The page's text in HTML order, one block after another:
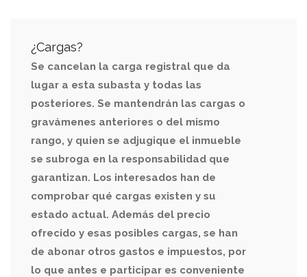
¿Cargas?
Se cancelan la carga registral que da
lugar a esta subasta y todas las
posteriores. Se mantendrán las cargas o
gravámenes anteriores o del mismo
rango, y quien se adjugique el inmueble
se subroga en la responsabilidad que
garantizan. Los interesados han de
comprobar qué cargas existen y su
estado actual. Además del precio
ofrecido y esas posibles cargas, se han
de abonar otros gastos e impuestos, por
lo que antes e participar es conveniente